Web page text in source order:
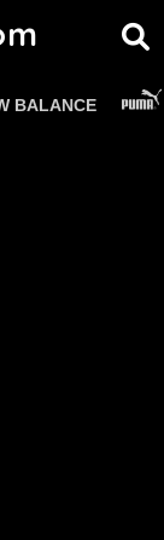
BALANCE